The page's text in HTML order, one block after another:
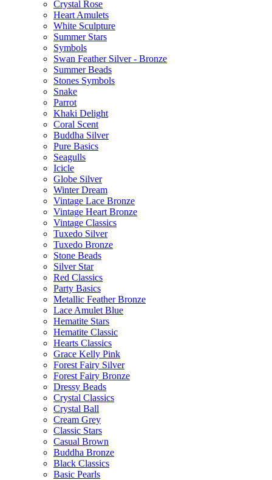
Crystal Rose
Heart Amulets
White Sculpture
Summer Stars
Symbols
Swan Feather Silver - Bronze
Summer Beads
Stones Symbols
Snake
Parrot
Khaki Delight
Coral Scent
Buddha Silver
Pure Basics
Seagulls
Icicle
Globe Silver
Winter Dream
Vintage Lace Bronze
Vintage Heart Bronze
Vintage Classics
Tuxedo Silver
Tuxedo Bronze
Stone Beads
Silver Star
Red Classics
Party Basics
Metallic Feather Bronze
Lace Amulet Blue
Hematite Stars
Hematite Classic
Hearts Classics
Grace Kelly Pink
Forest Fairy Silver
Forest Fairy Bronze
Dressy Beads
Crystal Classics
Crystal Ball
Cream Grey
Classic Stars
Casual Brown
Buddha Bronze
Black Classics
Basic Pearls